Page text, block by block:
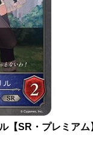
【SR・プレミアム